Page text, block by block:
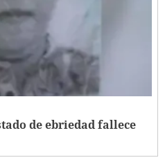
de ebriedad fallece